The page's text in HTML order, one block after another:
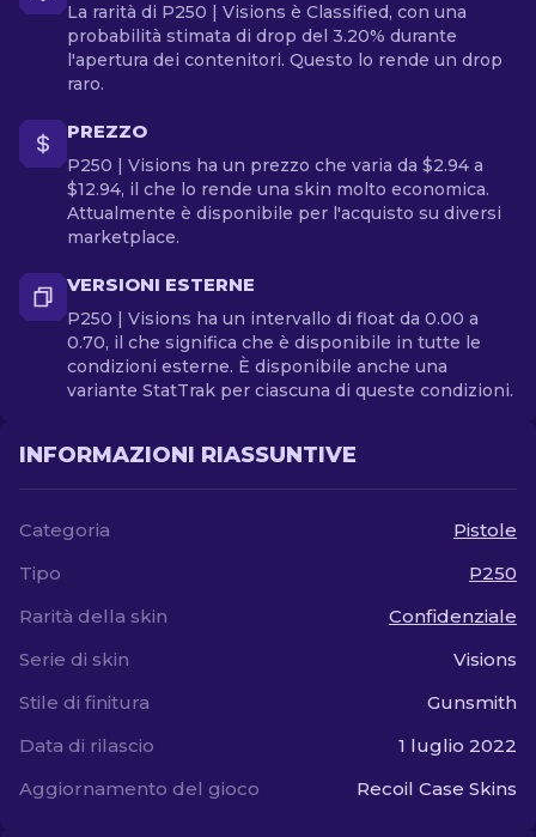
La rarità di P250 | Visions è Classified, con una
probabilità stimata di drop del 3.20% durante
l'apertura dei contenitori. Questo lo rende un drop
raro.
PREZZO
P250 | Visions ha un prezzo che varia da $2.94 a
$12.94, il che lo rende una skin molto economica.
Attualmente è disponibile per l'acquisto su diversi
marketplace.
VERSIONI ESTERNE
P250 | Visions ha un intervallo di float da 0.00 a
0.70, il che significa che è disponibile in tutte le
condizioni esterne. È disponibile anche una
variante StatTrak per ciascuna di queste condizioni.
INFORMAZIONI RIASSUNTIVE
Categoria
Pistole
Tipo
P250
Rarità della skin
Confidenziale
Serie di skin
Visions
Stile di finitura
Gunsmith
Data di rilascio
1 luglio 2022
Aggiornamento del gioco
Recoil Case Skins